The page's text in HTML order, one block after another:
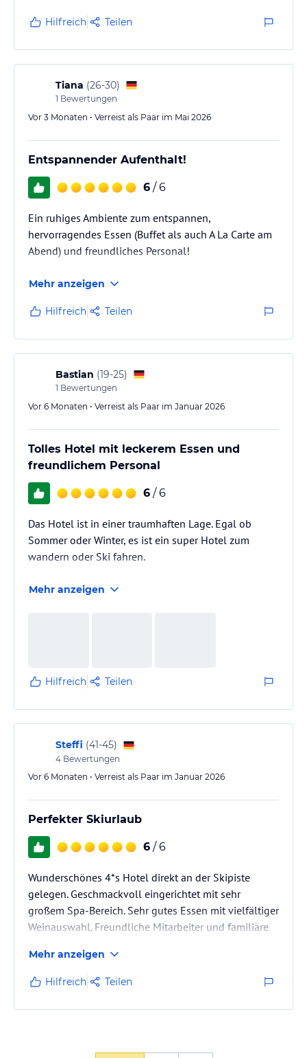
Hilfreich Teilen
Tiana (26-30)
1 Bewertungen
Vor 3 Monaten • Verreist als Paar im Mai 2026
Entspannender Aufenthalt!
6 / 6
Ein ruhiges Ambiente zum entspannen,
hervorragendes Essen (Buffet als auch A La Carte am
Abend) und freundliches Personal!
Mehr anzeigen
Hilfreich Teilen
Bastian (19-25)
1 Bewertungen
Vor 6 Monaten • Verreist als Paar im Januar 2026
Tolles Hotel mit leckerem Essen und
freundlichem Personal
6 / 6
Das Hotel ist in einer traumhaften Lage. Egal ob
Sommer oder Winter, es ist ein super Hotel zum
wandern oder Ski fahren.
Mehr anzeigen
Hilfreich Teilen
Steffi (41-45)
4 Bewertungen
Vor 6 Monaten • Verreist als Paar im Januar 2026
Perfekter Skiurlaub
6 / 6
Wunderschönes 4*s Hotel direkt an der Skipiste
gelegen. Geschmackvoll eingerichtet mit sehr
großem Spa-Bereich. Sehr gutes Essen mit vielfältiger
Weinauswahl. Freundliche Mitarbeiter und familiäre
Mehr anzeigen
Hilfreich Teilen